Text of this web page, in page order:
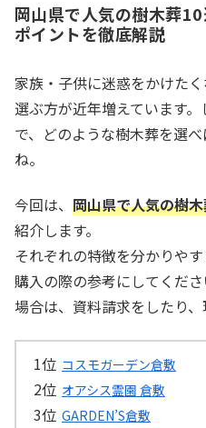
岡山県で人気の樹木葬
ポイントを徹底解説
家族・子供に迷惑をかけた
選ぶ方が近年増えています
で、どのような樹木葬を選
ね。
今回は、 岡山県で人気の樹
紹介します。
それぞれの特徴を分かりや
購入の際の参考にしてくだ
場合は、資料請求をしたり、
コスモガーデン倉敷
オアシス霊園 倉敷
GARDEN’S倉敷